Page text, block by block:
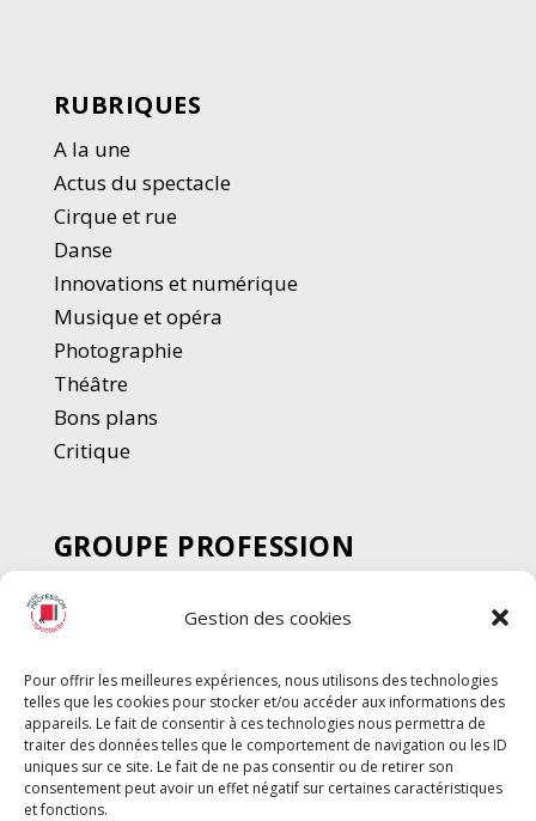
Gestion des cookies
Pour offrir les meilleures expériences, nous utilisons des technologies
telles que les cookies pour stocker et/ou accéder aux informations des
appareils. Le fait de consentir à ces technologies nous permettra de
traiter des données telles que le comportement de navigation ou les ID
uniques sur ce site. Le fait de ne pas consentir ou de retirer son
consentement peut avoir un effet négatif sur certaines caractéristiques
et fonctions.
RUBRIQUES
A la une
Actus du spectacle
Cirque et rue
Danse
Innovations et numérique
Musique et opéra
Photographie
Théâtre
Bons plans
Critique
GROUPE PROFESSION
SPECTACLE
Chèque Intermittents
Chèque Compta
Chèque Emploi Spectacle
G-Pods
Profession Audio-visuel